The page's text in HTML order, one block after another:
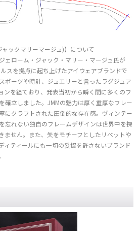
ャックマリーマージュ)】について
ェローム・ジャック・マリー・マージュ氏が
スを拠点に起ち上げたアイウェアブランドで
ポーツや時計、ジュエリーと言ったラグジュア
ンを経ており、発表当初から瞬く間に多くのフ
確立しました。JMMの魅力は厚く重厚なフレー
にクラフトされた圧倒的な存在感。ヴィンテー
忘れない独自のフレームデザインは世界中を探
ません。また、矢をモチーフとしたリベットや
ィティールにも一切の妥協を許さないブランド